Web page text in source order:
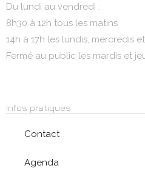
Du lundi au vendredi :
8h30 à 12h tous les matins
14h à 17h les lundis, mercredis
Fermé au public les mardis et
Infos pratiques
Contact
Agenda